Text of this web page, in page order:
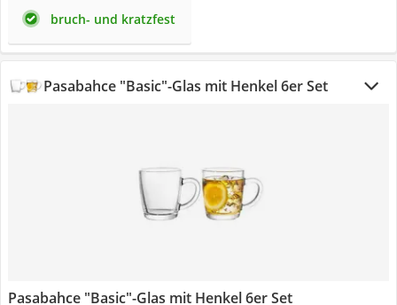
bruch- und kratzfest
Pasabahce "Basic"-Glas mit Henkel 6er Set
Pasabahce "Basic"-Glas mit Henkel 6er Set